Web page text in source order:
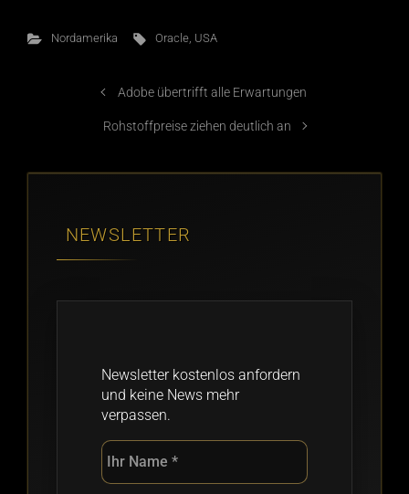
Nordamerika Oracle USA
Adobe übertrifft alle Erwartungen
Rohstoffpreise ziehen deutlich an
NEWSLETTER
Newsletter kostenlos anfordern
und keine News mehr
verpassen.